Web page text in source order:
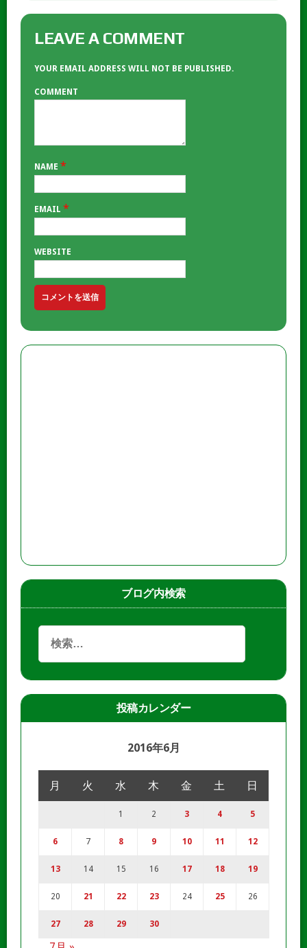
LEAVE A COMMENT
YOUR EMAIL ADDRESS WILL NOT BE PUBLISHED.
COMMENT
NAME *
EMAIL *
WEBSITE
ブログ内検索
投稿カレンダー
2016年6月
月 火 水 木 金 土 日
1 2 3 4 5
6 7 8 9 10 11 12
13 14 15 16 17 18 19
20 21 22 23 24 25 26
27 28 29 30